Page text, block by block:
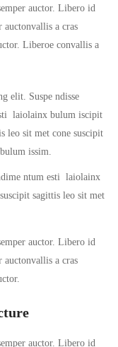
auctor. Libero id
auctonvallis a cras
Liberoe convallis a
elit. Suspe ndisse
laiolainx bulum iscipit
leo sit met cone suscipit
issim.
ntum esti laiolainx
sagittis leo sit met
auctor. Libero id
auctonvallis a cras
auctor. Libero id